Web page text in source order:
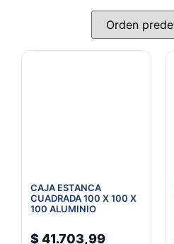
CAJA ESTANCA
CUADRADA 100 X 100 X
100 ALUMINIO
$41.703,99